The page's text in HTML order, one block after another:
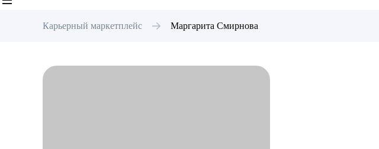
Карьерный маркетплейс Маргарита Смирнова